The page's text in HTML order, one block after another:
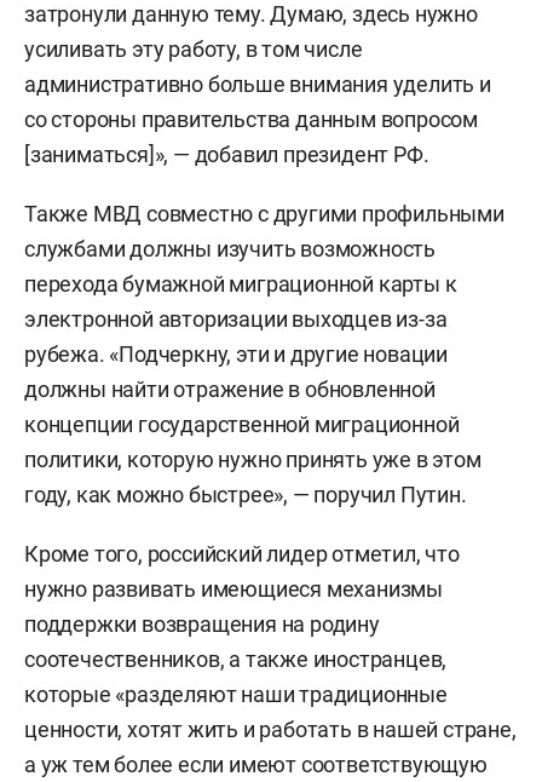
затронули данную тему. Думаю, здесь нужно
усиливать эту работу, в том числе
административно больше внимания уделить и
со стороны правительства данным вопросом
[заниматься]», — добавил президент РФ.
Также МВД совместно с другими профильными
службами должны изучить возможность
перехода бумажной миграционной карты к
электронной авторизации выходцев из-за
рубежа. «Подчеркну, эти и другие новации
должны найти отражение в обновленной
концепции государственной миграционной
политики, которую нужно принять уже в этом
году, как можно быстрее», — поручил Путин.
Кроме того, российский лидер отметил, что
нужно развивать имеющиеся механизмы
поддержки возвращения на родину
соотечественников, а также иностранцев,
которые «разделяют наши традиционные
ценности, хотят жить и работать в нашей стране,
а уж тем более если имеют соответствующую